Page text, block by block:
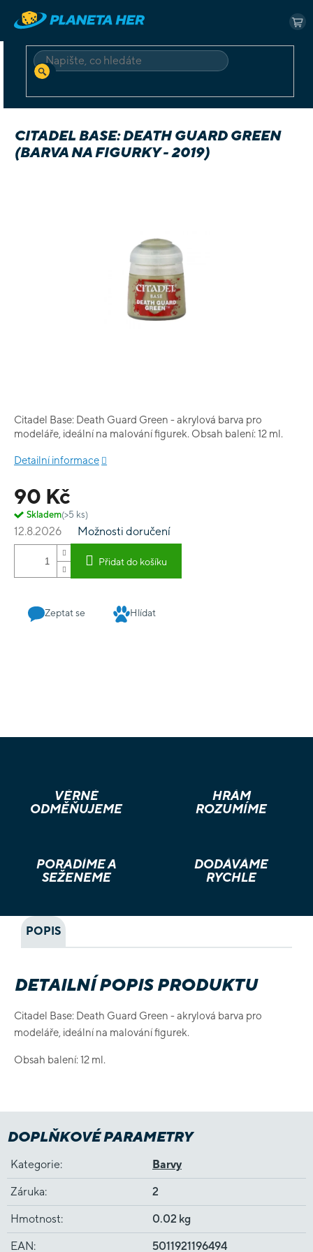
obsah
HLEDAT
CITADEL BASE: DEATH GUARD GREEN
(BARVA NA FIGURKY - 2019)
90 Kč
Skladem(>5 ks)
12.8.2026 Možnosti doručení
Přidat do košíku
Citadel Base: Death Guard Green - akrylová barva pro
modeláře, ideální na malování figurek. Obsah balení: 12 ml.
Detailní informace
Zeptat se Hlídat
VĚRNÉ
ODMĚŇUJEME
HRÁM
ROZUMÍME
PORADÍME A
SEŽENEME
DODÁVÁME
RYCHLE
POPIS
DETAILNÍ POPIS PRODUKTU
Citadel Base: Death Guard Green - akrylová barva pro
modeláře, ideální na malování figurek.
Obsah balení: 12 ml.
DOPLŇKOVÉ PARAMETRY
Kategorie: Barvy
Záruka: 2
Hmotnost: 0.02 kg
EAN: 5011921196494